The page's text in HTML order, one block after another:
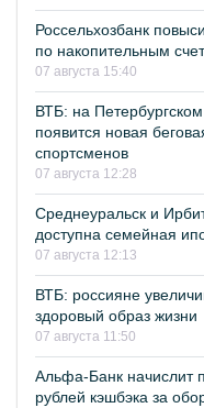
Россельхозбанк
по накопительным
07 августа 15:40
ВТБ: на
появится новая
спортсменов
07 августа 12:28
Среднеуральск и
доступна семейная
07 августа 12:13
ВТБ: россияне
здоровый образ жизни
07 августа 11:50
Альфа-Банк начислит
рублей кэшбэка за